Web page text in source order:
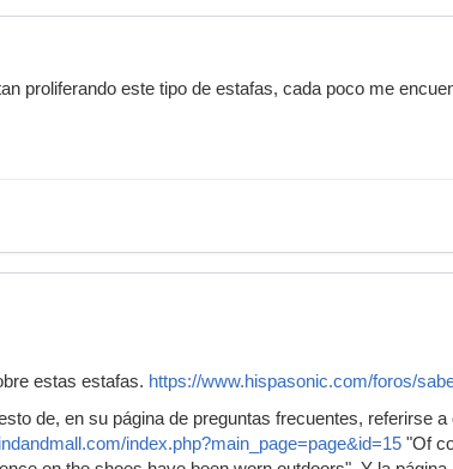
proliferando este tipo de estafas, cada poco me
estas estafas. https://www.hispasonic.com/foros/
de, en su página de preguntas frecuentes, referirse
index.php?main_page=page&id=15 "Of